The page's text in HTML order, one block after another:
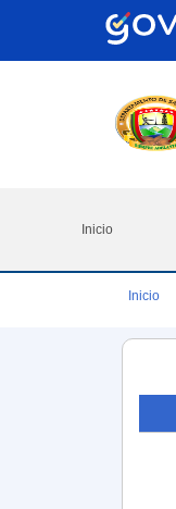
Inicio
Inicio